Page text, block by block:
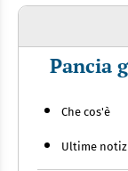
Pancia
Che cos'è
Ultime